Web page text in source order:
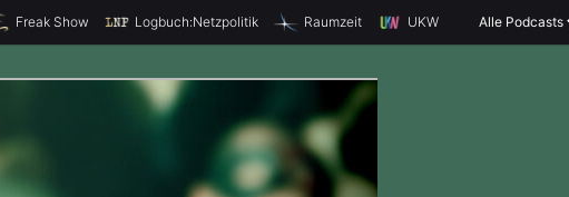
Freak Show Logbuch:Netzpolitik Raumzeit UKW Alle Podcasts